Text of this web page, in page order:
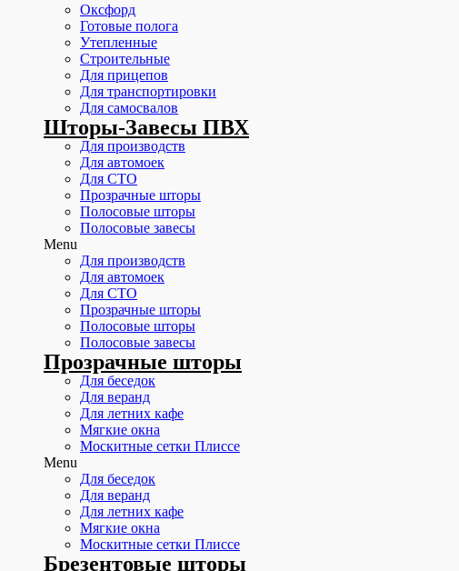
Оксфорд
Готовые полога
Утепленные
Строительные
Для прицепов
Для транспортировки
Для самосвалов
Шторы-Завесы ПВХ
Для производств
Для автомоек
Для СТО
Прозрачные шторы
Полосовые шторы
Полосовые завесы
Menu
Для производств
Для автомоек
Для СТО
Прозрачные шторы
Полосовые шторы
Полосовые завесы
Прозрачные шторы
Для беседок
Для веранд
Для летних кафе
Мягкие окна
Москитные сетки Плиссе
Menu
Для беседок
Для веранд
Для летних кафе
Мягкие окна
Москитные сетки Плиссе
Брезентовые шторы